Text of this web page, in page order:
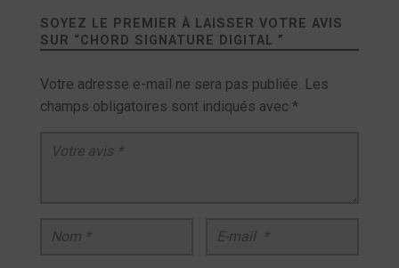
SOYEZ LE PREMIER À LAISSER VOTRE AVIS
SUR “CHORD SIGNATURE DIGITAL ”
Votre adresse e-mail ne sera pas publiée. Les
champs obligatoires sont indiqués avec *